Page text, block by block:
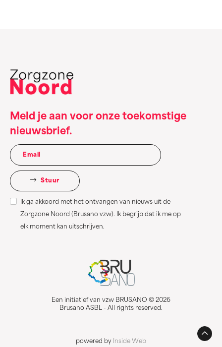
Meld je aan voor onze toekomstige
nieuwsbrief.
Stuur
Ik ga akkoord met het ontvangen van nieuws uit de
Zorgzone Noord (Brusano vzw). Ik begrijp dat ik me op
elk moment kan uitschrijven.
Een initiatief van vzw BRUSANO © 2026
Brusano ASBL - All rights reserved.
powered by Inside Web